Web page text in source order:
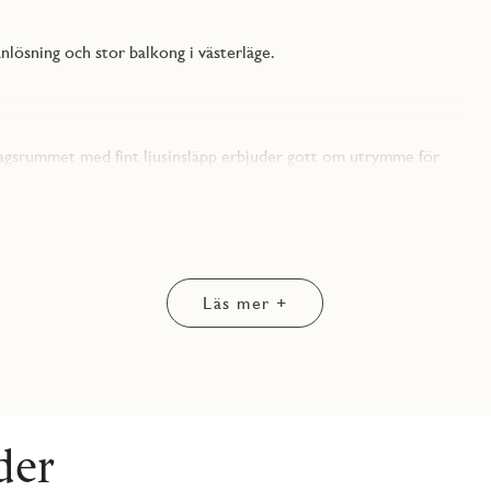
och stor balkong i västerläge.
med fint ljusinsläpp erbjuder gott om utrymme för
Kyl och frys i rostfritt stål från Electrolux.
– i den digitala inredningsväljaren hittar du alla
Läs mer +